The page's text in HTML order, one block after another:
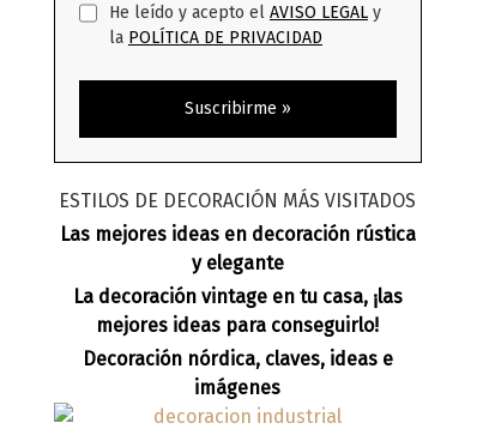
He leído y acepto el AVISO LEGALy
la POLÍTICA DE PRIVACIDAD
ESTILOS DE DECORACIÓN MÁS VISITADOS
Las mejores ideas en decoración rústica
y elegante
La decoración vintage en tu casa, ¡las
mejores ideas para conseguirlo!
Decoración nórdica, claves, ideas e
imágenes